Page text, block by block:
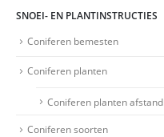
SNOEI- EN PLANTINSTRUCTIES
Coniferen bemesten
Coniferen planten
Coniferen planten afstand
Coniferen soorten